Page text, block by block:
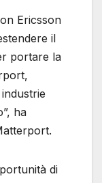
Ericsson
il
portare la
ha
di